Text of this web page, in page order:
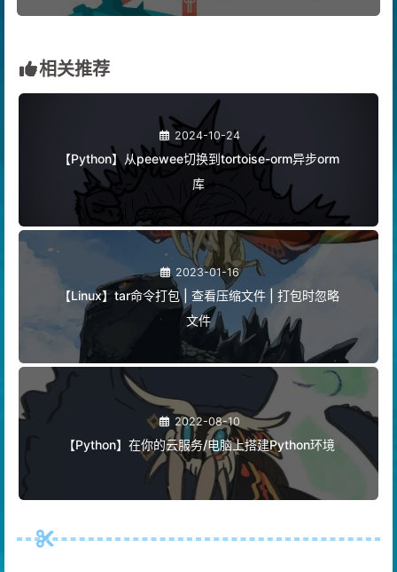
相关推荐
2024-10-24
【Python】从peewee切换到tortoise-orm异步orm
库
2023-01-16
【Linux】tar命令打包 | 查看压缩文件 | 打包时忽略
文件
2022-08-10
【Python】在你的云服务/电脑上搭建Python环境